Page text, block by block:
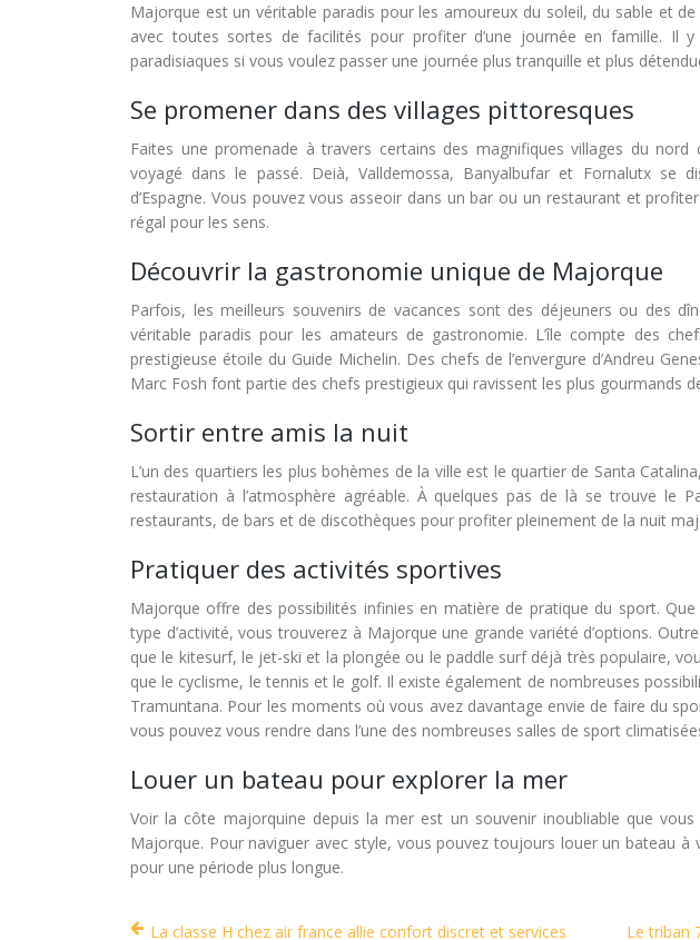
Majorque est un véritable paradis pour les amoureux du soleil, du sable et
avec toutes sortes de facilités pour profiter d’une journée en famille. Il
paradisiaques si vous voulez passer une journée plus tranquille et plus
Se promener dans des villages pittoresques
Faites une promenade à travers certains des magnifiques villages du nord
voyagé dans le passé. Deià, Valldemossa, Banyalbufar et Fornalutx se
d’Espagne. Vous pouvez vous asseoir dans un bar ou un restaurant et
régal pour les sens.
Découvrir la gastronomie unique de Majorque
Parfois, les meilleurs souvenirs de vacances sont des déjeuners ou des
véritable paradis pour les amateurs de gastronomie. L’île compte des
prestigieuse étoile du Guide Michelin. Des chefs de l’envergure d’Andreu
Marc Fosh font partie des chefs prestigieux qui ravissent les plus gourmands
Sortir entre amis la nuit
L’un des quartiers les plus bohèmes de la ville est le quartier de Santa
restauration à l’atmosphère agréable. À quelques pas de là se trouve le
restaurants, de bars et de discothèques pour profiter pleinement de la nuit
Pratiquer des activités sportives
Majorque offre des possibilités infinies en matière de pratique du sport.
type d’activité, vous trouverez à Majorque une grande variété d’options.
que le kitesurf, le jet-ski et la plongée ou le paddle surf déjà très populaire,
que le cyclisme, le tennis et le golf. Il existe également de nombreuses
Tramuntana. Pour les moments où vous avez davantage envie de faire du
vous pouvez vous rendre dans l’une des nombreuses salles de sport
Louer un bateau pour explorer la mer
Voir la côte majorquine depuis la mer est un souvenir inoubliable que
Majorque. Pour naviguer avec style, vous pouvez toujours louer un bateau
pour une période plus longue.
La classe H chez air france allie confort discret et services Le triban